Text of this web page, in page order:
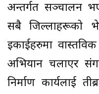
अन्तर्गत सञ्चालन
सबै जिल्लाहरूको
इकाईहरुमा वास्तविक
अभियान चलाएर
निर्माण कार्यलाई